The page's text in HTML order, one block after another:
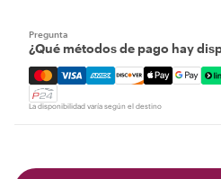
Pregunta
¿Qué métodos de pago hay
Mastercard, Visa, Amex,
La disponibilidad varía según el destino